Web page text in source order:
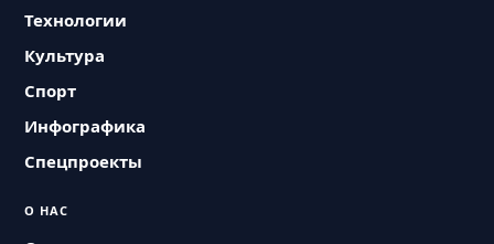
Технологии
Культура
Спорт
Инфографика
Спецпроекты
О НАС